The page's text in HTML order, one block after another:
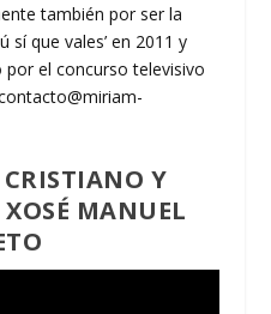
también por ser la
sí que vales’ en 2011​ y
el concurso televisivo
Y
MANUEL